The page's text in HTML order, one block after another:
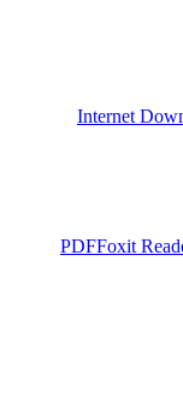
Internet
Foxit